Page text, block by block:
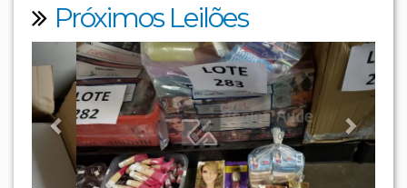
Próximos Leilões
Previous Next